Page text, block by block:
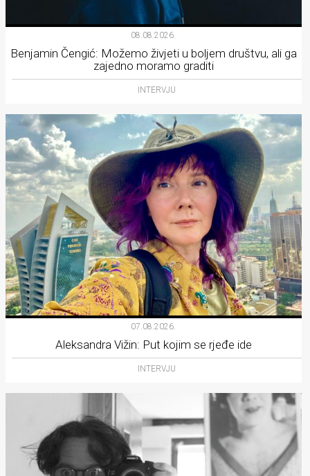
08.08.2026.
Benjamin Čengić: Možemo živjeti u boljem društvu, ali ga
zajedno moramo graditi
INTERVJU
07.08.2026.
Aleksandra Vižin: Put kojim se rjeđe ide
INTERVJU